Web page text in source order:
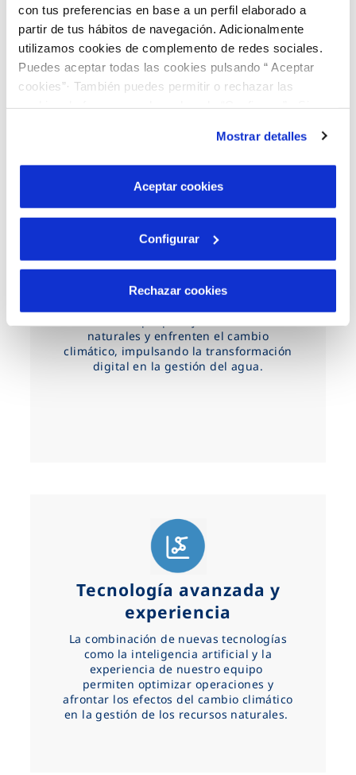
con tus preferencias en base a un perfil elaborado a
partir de tus hábitos de navegación. Adicionalmente
utilizamos cookies de complemento de redes sociales.
Puedes aceptar todas las cookies pulsando “ Aceptar
cookies”· También puedes permitir o rechazar las
instalación de todas las cookies salvo las necesarias que
son indispensables para que el sitio web funcione y que
por tanto no se pueden desactivar. Puedes consultar
Mostrar detalles
Aceptar cookies
Configurar
Rechazar cookies
empresas, instituciones y
administraciones tanto a nivel local como
nacional.
naturales y enfrenten el cambio
climático, impulsando la transformación
digital en la gestión del agua.
Tecnología avanzada y
experiencia
La combinación de nuevas tecnologías
como la inteligencia artificial y la
experiencia de nuestro equipo
permiten optimizar operaciones y
afrontar los efectos del cambio climático
en la gestión de los recursos naturales.